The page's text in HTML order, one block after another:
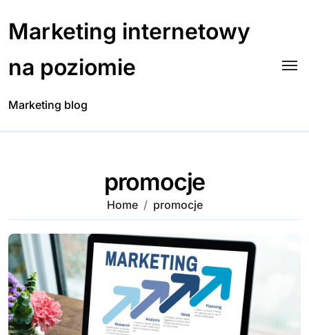
content
Marketing internetowy
na poziomie
Marketing blog
promocje
Home promocje